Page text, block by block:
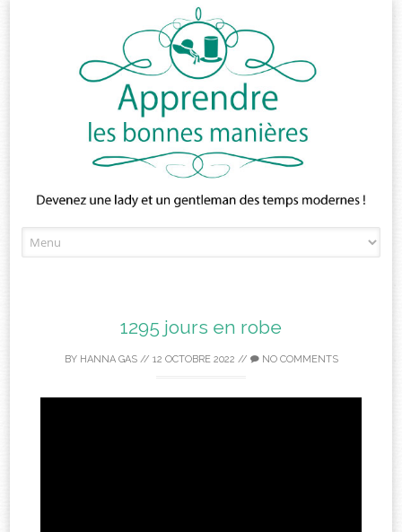
to
1295 jours en robe
BY HANNA GAS// 12 OCTOBRE 2022 // NO COMMENTS